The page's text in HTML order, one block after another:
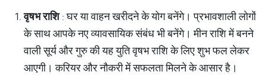
वृषभराशि: घर या वाहन खरीदने के योग बनेंगे। प्रभावशाली लोगों
के साथ आपके नए व्यावसायिक संबंध भी बनेंगे। मीन राशि में बनने
वाली सूर्य और गुरु की यह युति वृषभ राशि के लिए शुभ फल लेकर
आएगी। करियर और नौकरी में सफलता मिलने के आसार है।